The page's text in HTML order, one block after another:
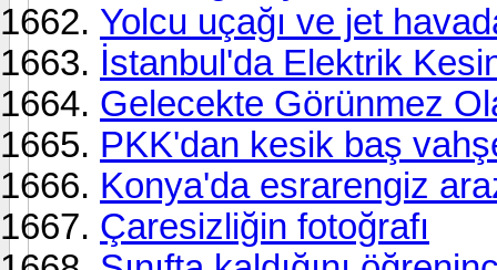
Yolcu uçağı ve jet
İstanbul'da Elektrik
Gelecekte Görünmez
PKK'dan kesik baş
Konya'da esrarengiz
Çaresizliğin fotoğrafı